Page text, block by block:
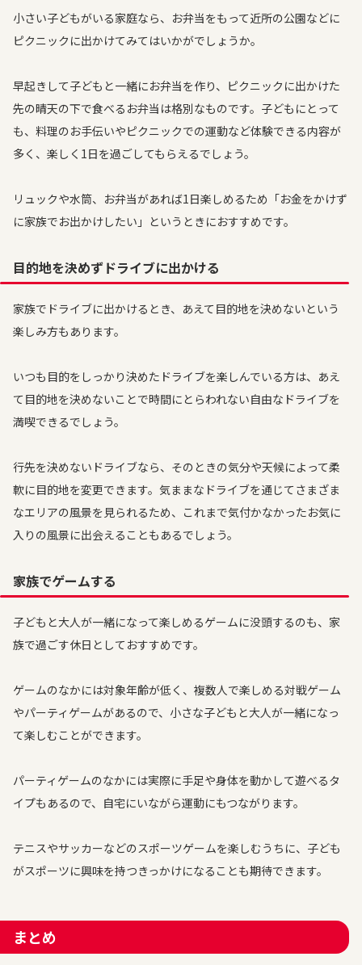
小さい子どもがいる家庭なら、お弁当をもって近所の公園などに
ピクニックに出かけてみてはいかがでしょうか。
早起きして子どもと一緒にお弁当を作り、ピクニックに出かけた
先の晴天の下で食べるお弁当は格別なものです。子どもにとって
も、料理のお手伝いやピクニックでの運動など体験できる内容が
多く、楽しく1日を過ごしてもらえるでしょう。
リュックや水筒、お弁当があれば1日楽しめるため「お金をかけず
に家族でお出かけしたい」というときにおすすめです。
目的地を決めずドライブに出かける
家族でドライブに出かけるとき、あえて目的地を決めないという
楽しみ方もあります。
いつも目的をしっかり決めたドライブを楽しんでいる方は、あえ
て目的地を決めないことで時間にとらわれない自由なドライブを
満喫できるでしょう。
行先を決めないドライブなら、そのときの気分や天候によって柔
軟に目的地を変更できます。気ままなドライブを通じてさまざま
なエリアの風景を見られるため、これまで気付かなかったお気に
入りの風景に出会えることもあるでしょう。
家族でゲームする
子どもと大人が一緒になって楽しめるゲームに没頭するのも、家
族で過ごす休日としておすすめです。
ゲームのなかには対象年齢が低く、複数人で楽しめる対戦ゲーム
やパーティゲームがあるので、小さな子どもと大人が一緒になっ
て楽しむことができます。
パーティゲームのなかには実際に手足や身体を動かして遊べるタ
イプもあるので、自宅にいながら運動にもつながります。
テニスやサッカーなどのスポーツゲームを楽しむうちに、子ども
がスポーツに興味を持つきっかけになることも期待できます。
まとめ